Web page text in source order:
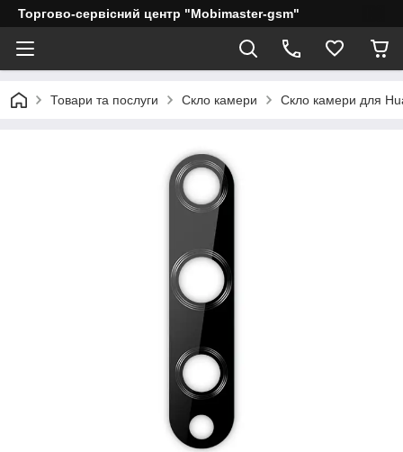
Торгово-сервісний центр "Mobimaster-gsm"
Товари та послуги Скло камери Скло камери для